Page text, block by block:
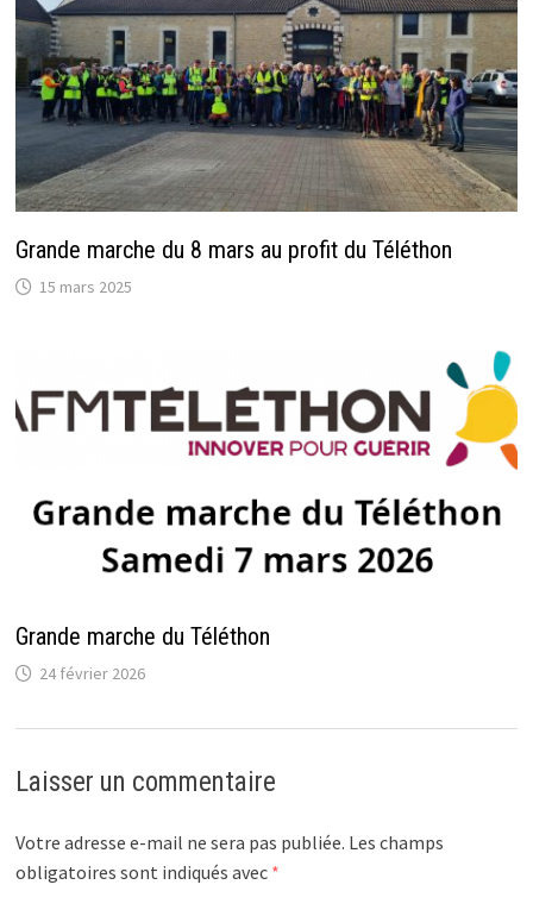
Grande marche du 8 mars au profit du Téléthon
15 mars 2025
Grande marche du Téléthon
24 février 2026
Laisser un commentaire
Votre adresse e-mail ne sera pas publiée. Les champs
obligatoires sont indiqués avec *